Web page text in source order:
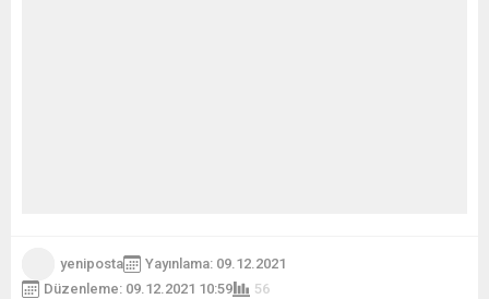
yeniposta
Yayınlama: 09.12.2021
Düzenleme: 09.12.2021 10:59
56